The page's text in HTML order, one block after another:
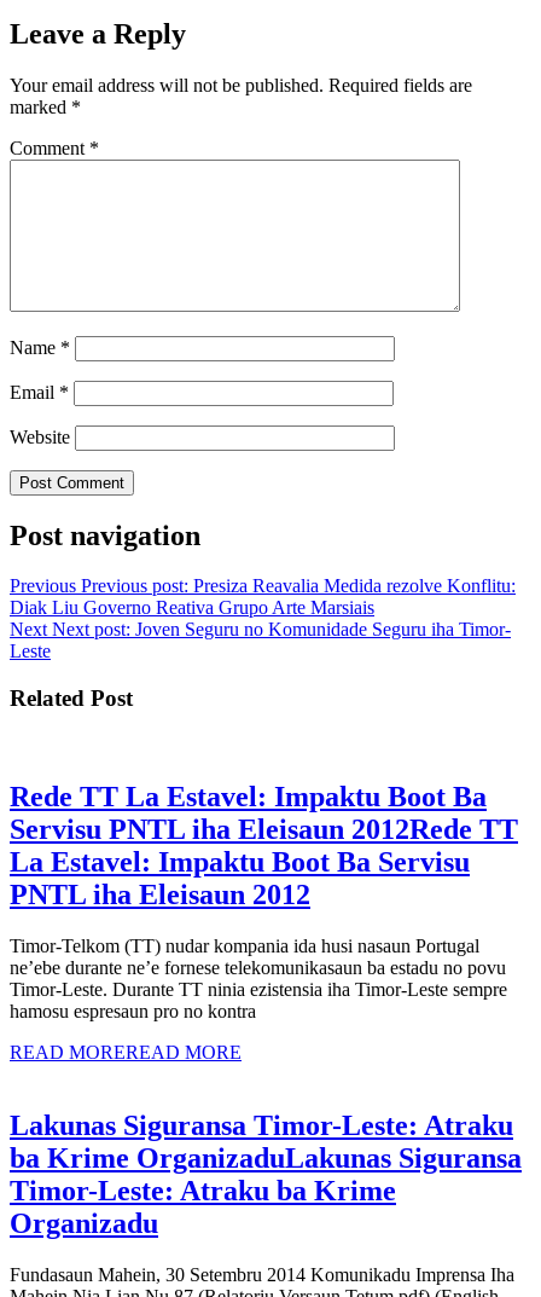
Leave a Reply
Your email address will not be published. Required fields are
marked *
Comment *
Name *
Email *
Website
Post navigation
Previous Previous post: Presiza Reavalia Medida rezolve Konflitu:
Diak Liu Governo Reativa Grupo Arte Marsiais
Next Next post: Joven Seguru no Komunidade Seguru iha Timor-
Leste
Related Post
Rede TT La Estavel: Impaktu Boot Ba
Servisu PNTL iha Eleisaun 2012Rede TT
La Estavel: Impaktu Boot Ba Servisu
PNTL iha Eleisaun 2012
Timor-Telkom (TT) nudar kompania ida husi nasaun Portugal
ne’ebe durante ne’e fornese telekomunikasaun ba estadu no povu
Timor-Leste. Durante TT ninia ezistensia iha Timor-Leste sempre
hamosu espresaun pro no kontra
READ MOREREAD MORE
Lakunas Siguransa Timor-Leste: Atraku
ba Krime OrganizaduLakunas Siguransa
Timor-Leste: Atraku ba Krime
Organizadu
Fundasaun Mahein, 30 Setembru 2014 Komunikadu Imprensa Iha